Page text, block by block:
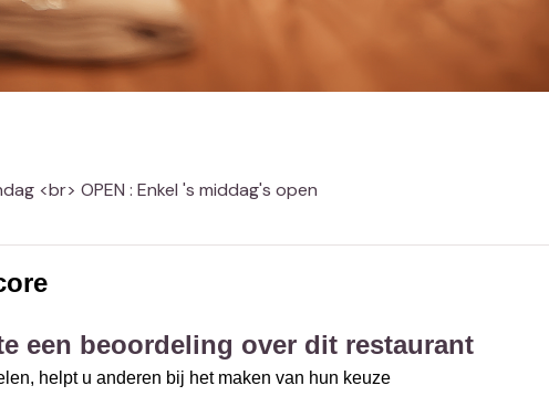
<br> OPEN : Enkel 's middag's open
een beoordeling over dit restaurant
helpt u anderen bij het maken van hun keuze